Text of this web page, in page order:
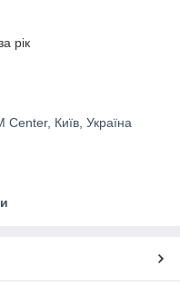
рік
Center, Київ, Україна